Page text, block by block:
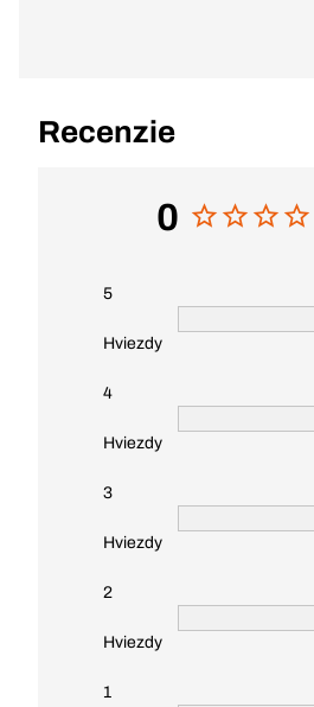
Recenzie
0
5
Hviezdy
4
Hviezdy
3
Hviezdy
2
Hviezdy
1